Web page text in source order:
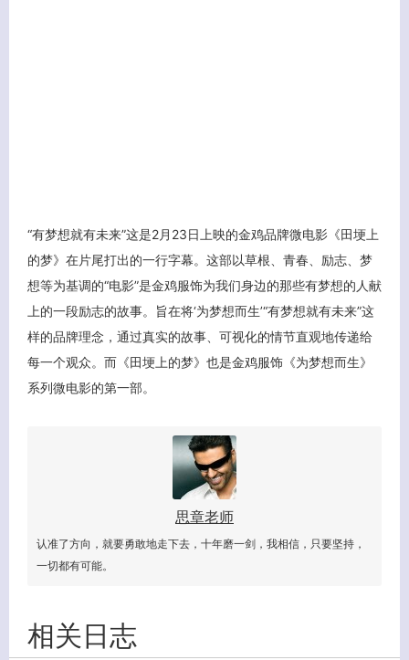
“有梦想就有未来”这是2月23日上映的金鸡品牌微电影《田埂上
的梦》在片尾打出的一行字幕。这部以草根、青春、励志、梦
想等为基调的“电影”是金鸡服饰为我们身边的那些有梦想的人献
上的一段励志的故事。旨在将‘为梦想而生’“有梦想就有未来”这
样的品牌理念，通过真实的故事、可视化的情节直观地传递给
每一个观众。而《田埂上的梦》也是金鸡服饰《为梦想而生》
系列微电影的第一部。
思章老师
认准了方向，就要勇敢地走下去，十年磨一剑，我相信，只要坚持，
一切都有可能。
相关日志
客服小美